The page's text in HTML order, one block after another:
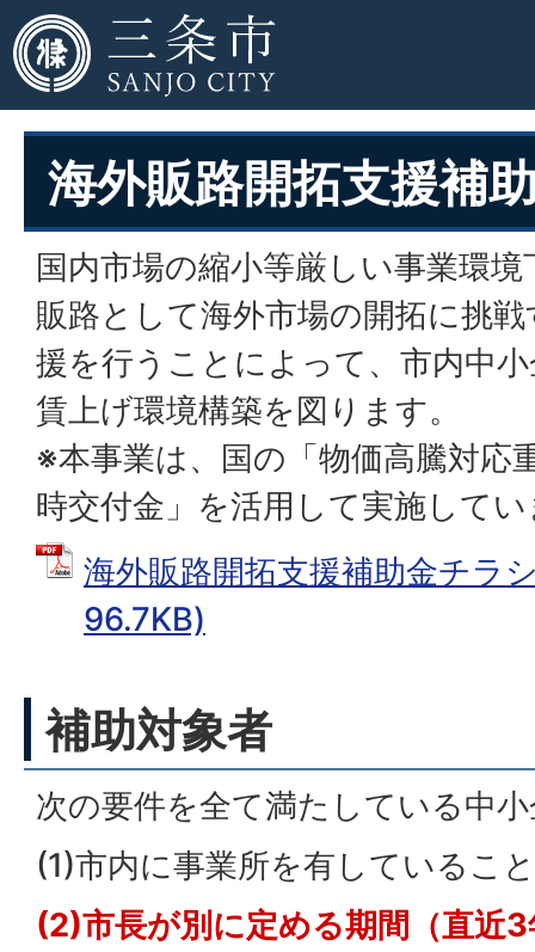
海外販路開拓支援補
国内市場の縮小等厳しい事業環
販路として海外市場の開拓に挑
援を行うことによって、市内中
賃上げ環境構築を図ります。
※本事業は、国の「物価高騰対応
時交付金」を活用して実施して
海外販路開拓支援補助金チラ
96.7KB)
補助対象者
次の要件を全て満たしている中
(1)市内に事業所を有しているこ
(2)市長が別に定める期間（直近